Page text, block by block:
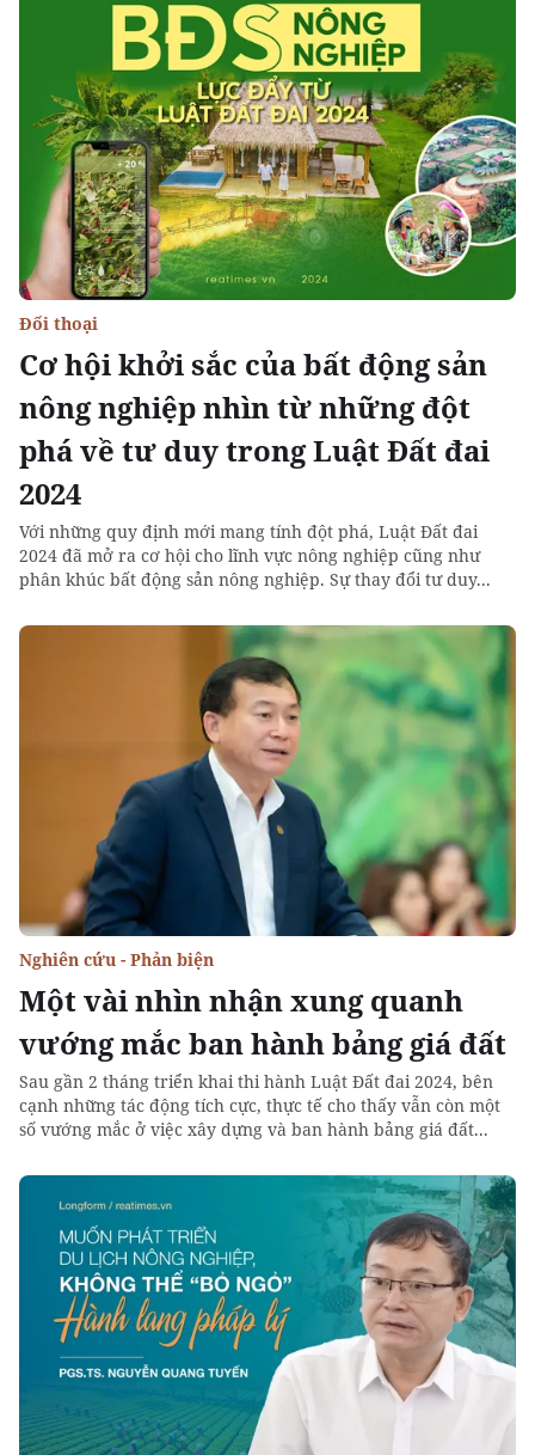
Cơ hội khởi sắc của bất động sản
nông nghiệp nhìn từ những đột
phá về tư duy trong Luật Đất đai
2024
Đối thoại
Với những quy định mới mang tính đột phá, Luật Đất đai
2024 đã mở ra cơ hội cho lĩnh vực nông nghiệp cũng như
phân khúc bất động sản nông nghiệp. Sự thay đổi tư duy...
Một vài nhìn nhận xung quanh
vướng mắc ban hành bảng giá đất
Nghiên cứu - Phản biện
Sau gần 2 tháng triển khai thi hành Luật Đất đai 2024, bên
cạnh những tác động tích cực, thực tế cho thấy vẫn còn một
số vướng mắc ở việc xây dựng và ban hành bảng giá đất...